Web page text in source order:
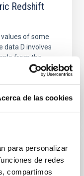
de las cookies
para personalizar
de redes
compartimos
Redshift
of some
data D involves
from the
Supernovae